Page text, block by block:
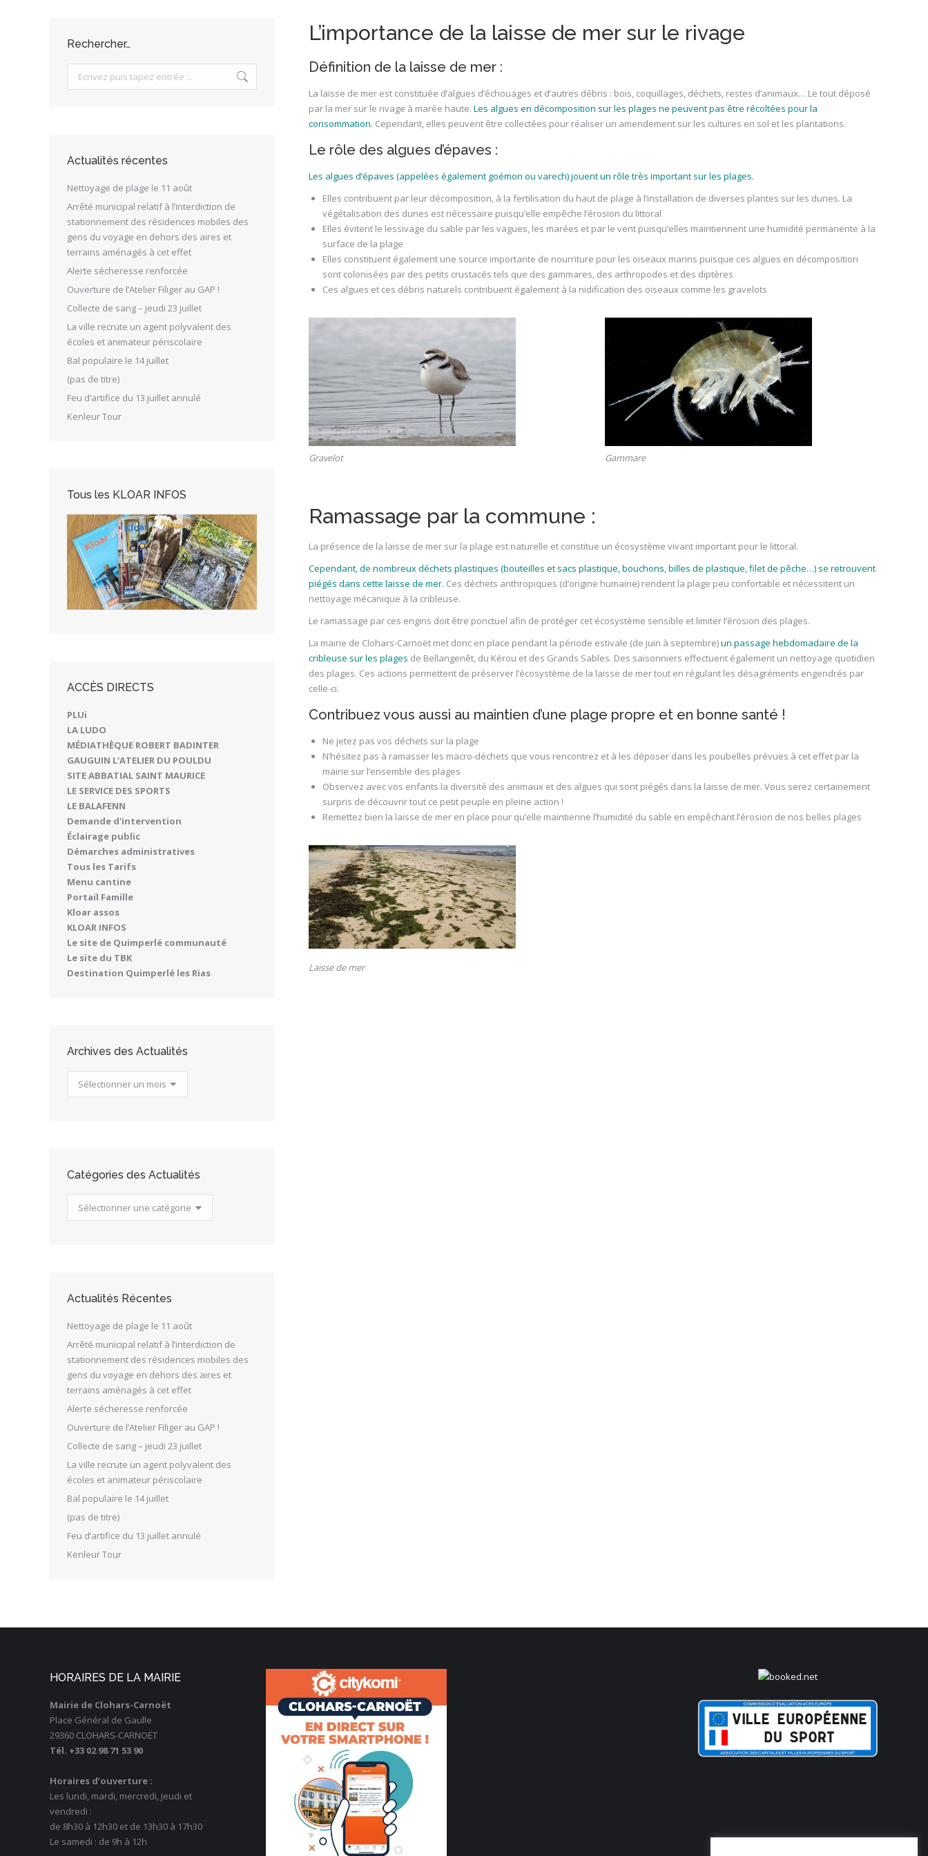
L’importance de la laisse de mer sur le rivage
Définition de la laisse de mer :
La laisse de mer est constituée d’algues d’échouages et d’autres débris : bois, coquillages, déchets, restes d’animaux… Le tout déposé
par la mer sur le rivage à marée haute. Les algues en décomposition sur les plages ne peuvent pas être récoltées pour la
consommation. Cependant, elles peuvent être collectées pour réaliser un amendement sur les cultures en sol et les plantations.
Le rôle des algues d’épaves :
Les algues d’épaves (appelées également goémon ou varech) jouent un rôle très important sur les plages.
Elles contribuent par leur décomposition, à la fertilisation du haut de plage à l’installation de diverses plantes sur les dunes. La
végétalisation des dunes est nécessaire puisqu’elle empêche l’érosion du littoral
Elles évitent le lessivage du sable par les vagues, les marées et par le vent puisqu’elles maintiennent une humidité permanente à la
surface de la plage
Elles constituent également une source importante de nourriture pour les oiseaux marins puisque ces algues en décomposition
sont colonisées par des petits crustacés tels que des gammares, des arthropodes et des diptères
Ces algues et ces débris naturels contribuent également à la nidification des oiseaux comme les gravelots
Gravelot Gammare
Ramassage par la commune :
La présence de la laisse de mer sur la plage est naturelle et constitue un écosystème vivant important pour le littoral.
Cependant, de nombreux déchets plastiques (bouteilles et sacs plastique, bouchons, billes de plastique, filet de pêche…) se retrouvent
piégés dans cette laisse de mer. Ces déchets anthropiques (d’origine humaine) rendent la plage peu confortable et nécessitent un
nettoyage mécanique à la cribleuse.
Le ramassage par ces engins doit être ponctuel afin de protéger cet écosystème sensible et limiter l’érosion des plages.
La mairie de Clohars-Carnoët met donc en place pendant la période estivale (de juin à septembre)un passage hebdomadaire de la
cribleuse sur les plages de Bellangenêt, du Kérou et des Grands Sables. Des saisonniers effectuent également un nettoyage quotidien
des plages. Ces actions permettent de préserver l’écosystème de la laisse de mer tout en régulant les désagréments engendrés par
celle-ci.
Contribuez vous aussi au maintien d’une plage propre et en bonne santé !
Ne jetez pas vos déchets sur la plage
N’hésitez pas à ramasser les macro-déchets que vous rencontrez et à les déposer dans les poubelles prévues à cet effet par la
mairie sur l’ensemble des plages
Observez avec vos enfants la diversité des animaux et des algues qui sont piégés dans la laisse de mer. Vous serez certainement
surpris de découvrir tout ce petit peuple en pleine action !
Remettez bien la laisse de mer en place pour qu’elle maintienne l’humidité du sable en empêchant l’érosion de nos belles plages
Laisse de mer
Rechercher…
Search:
Actualités récentes
Nettoyage de plage le 11 août
Arrêté municipal relatif à l’interdiction de
stationnement des résidences mobiles des
gens du voyage en dehors des aires et
terrains aménagés à cet effet
Alerte sécheresse renforcée
Ouverture de l’Atelier Filiger au GAP !
Collecte de sang – jeudi 23 juillet
La ville recrute un agent polyvalent des
écoles et animateur périscolaire
Bal populaire le 14 juillet
(pas de titre)
Feu d’artifice du 13 juillet annulé
Kenleur Tour
Tous les KLOAR INFOS
ACCÈS DIRECTS
PLUi
LA LUDO
MÉDIATHÈQUE ROBERT BADINTER
GAUGUIN L'ATELIER DU POULDU
SITE ABBATIAL SAINT MAURICE
LE SERVICE DES SPORTS
LE BALAFENN
Demande d'intervention
Éclairage public
Démarches administratives
Tous les Tarifs
Menu cantine
Portail Famille
Kloar assos
KLOAR INFOS
Le site de Quimperlé communauté
Le site du TBK
Destination Quimperlé les Rias
Archives des Actualités
Archives
des
Catégories des Actualités
Catégories
des
Actualités Récentes
Nettoyage de plage le 11 août
Arrêté municipal relatif à l’interdiction de
stationnement des résidences mobiles des
gens du voyage en dehors des aires et
terrains aménagés à cet effet
Alerte sécheresse renforcée
Ouverture de l’Atelier Filiger au GAP !
Collecte de sang – jeudi 23 juillet
La ville recrute un agent polyvalent des
écoles et animateur périscolaire
Bal populaire le 14 juillet
(pas de titre)
Feu d’artifice du 13 juillet annulé
Kenleur Tour
HORAIRES DE LA MAIRIE
Mairie de Clohars-Carnoët
Place Général de Gaulle
29360 CLOHARS-CARNOËT
Tél. +33 02 98 71 53 90
Horaires d’ouverture :
Les lundi, mardi, mercredi, jeudi et
vendredi :
de 8h30 à 12h30 et de 13h30 à 17h30
Le samedi : de 9h à 12h